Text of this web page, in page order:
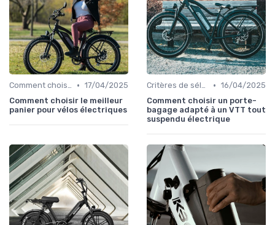
Comment choisir un vélo électrique • 17/04/2025
Comment choisir le meilleur
panier pour vélos électriques
Critères de sélection (autonomie, puissance, poids) • 16/04/2025
Comment choisir un porte-
bagage adapté à un VTT tout
suspendu électrique